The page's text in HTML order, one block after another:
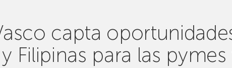
capta
Filipinas para las pymes